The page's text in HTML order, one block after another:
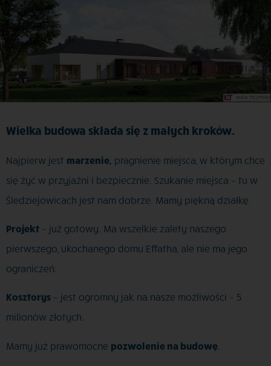
Wielka budowa składa się z małych kroków.
Najpierw jest marzenie, pragnienie miejsca, w którym chce
się żyć w przyjaźni i bezpiecznie. Szukanie miejsca – tu w
Śledziejowicach jest nam dobrze. Mamy piękną działkę.
Projekt – już gotowy. Ma wszelkie zalety naszego
pierwszego, ukochanego domu Effatha, ale nie ma jego
ograniczeń.
Kosztorys – jest ogromny jak na nasze możliwości – 5
milionów złotych.
Mamy już prawomocne pozwolenie na budowę